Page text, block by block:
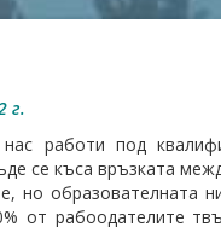
г.
работи под
се къса връзката
но образователната
от рабоодателите